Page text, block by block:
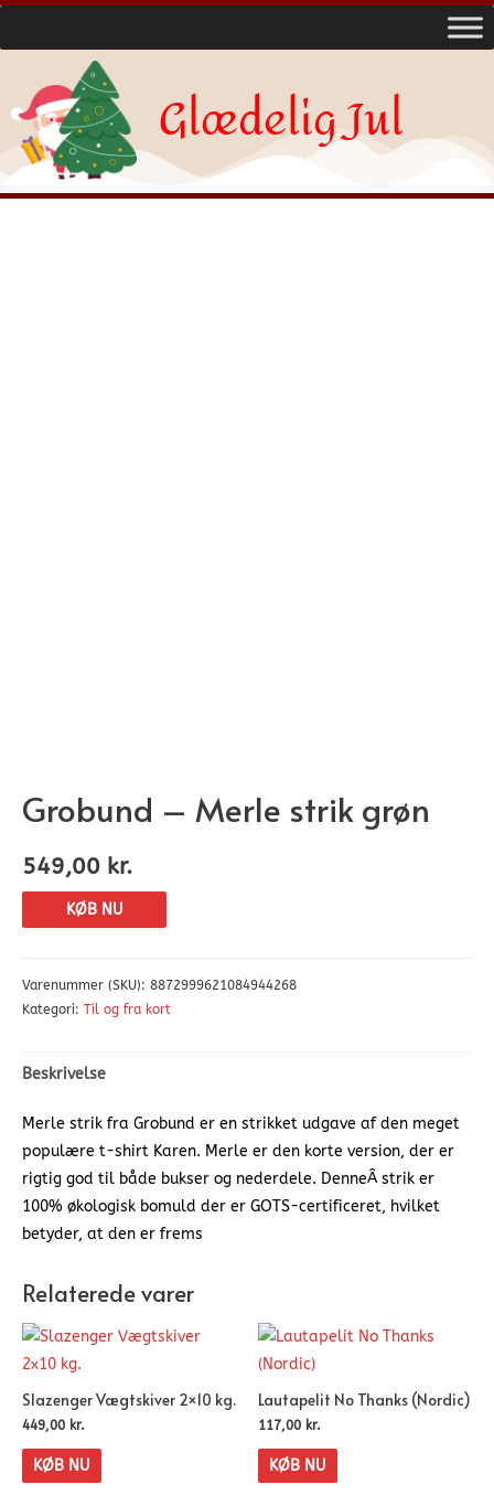
Glædelig Jul
Grobund – Merle strik grøn
549,00 kr.
KØB NU
Varenummer (SKU): 8872999621084944268
Kategori: Til og fra kort
Beskrivelse
Merle strik fra Grobund er en strikket udgave af den meget
populære t-shirt Karen. Merle er den korte version, der er
rigtig god til både bukser og nederdele. DenneÂ strik er
100% økologisk bomuld der er GOTS-certificeret, hvilket
betyder, at den er frems
Relaterede varer
Slazenger Vægtskiver 2×10 kg.
449,00 kr.
KØB NU
Lautapelit No Thanks (Nordic)
117,00 kr.
KØB NU